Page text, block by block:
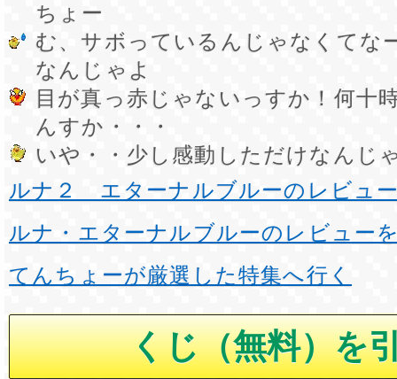
ちょー
む、サボっているんじゃなくてな
なんじゃよ
目が真っ赤じゃないっすか！何十
んすか・・・
いや・・少し感動しただけなんじ
ルナ２ エターナルブルーのレビュ
ルナ・エターナルブルーのレビュー
てんちょーが厳選した特集へ行く